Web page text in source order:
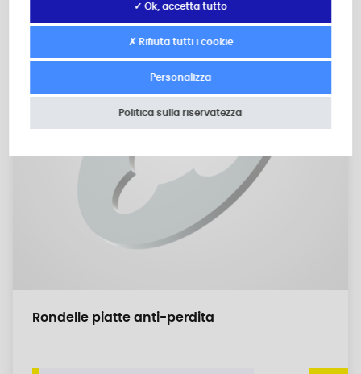
Rondelle piatte anti-perdita
✓ Ok, accetta tutto
✗ Rifiuta tutti i cookie
Personalizza
Politica sulla riservatezza